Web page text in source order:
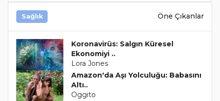
Sağlık Öne Çıkanlar
Koronavirüs: Salgın Küresel
Ekonomiyi ..
Lora Jones
Amazon'da Aşı Yolculuğu: Babasını
Altı..
Oggito